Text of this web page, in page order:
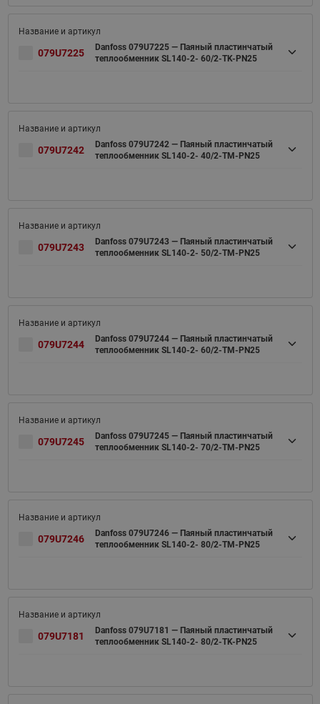
079U7225
Danfoss 079U7225 — Паяный пластинчатый
теплообменник SL140-2- 60/2-TK-PN25
079U7242
Danfoss 079U7242 — Паяный пластинчатый
теплообменник SL140-2- 40/2-TM-PN25
079U7243
Danfoss 079U7243 — Паяный пластинчатый
теплообменник SL140-2- 50/2-TM-PN25
079U7244
Danfoss 079U7244 — Паяный пластинчатый
теплообменник SL140-2- 60/2-TM-PN25
079U7245
Danfoss 079U7245 — Паяный пластинчатый
теплообменник SL140-2- 70/2-TM-PN25
079U7246
Danfoss 079U7246 — Паяный пластинчатый
теплообменник SL140-2- 80/2-TM-PN25
079U7181
Danfoss 079U7181 — Паяный пластинчатый
теплообменник SL140-2- 80/2-TK-PN25